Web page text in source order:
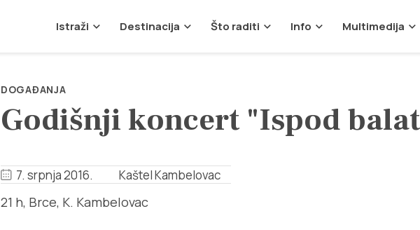
Istraži Destinacija Što raditi Info Multimedija
DOGAĐANJA
Godišnji koncert "Ispod
7. srpnja 2016. Kaštel Kambelovac
21 h, Brce, K. Kambelovac